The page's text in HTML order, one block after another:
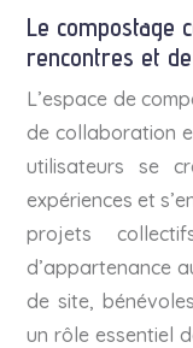
Le compostage
rencontres et
L’espace de
de collaboration
utilisateurs se
expériences et
projets
d’appartenance
de site,
un rôle essentiel